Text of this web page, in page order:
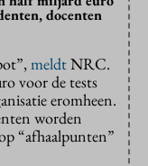
docenten
meldtNRC.
voor de tests
eromheen.
worden
“afhaalpunten”